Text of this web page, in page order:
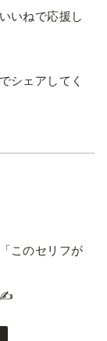
いねで応援し
シェアしてく
このセリフが
✍️